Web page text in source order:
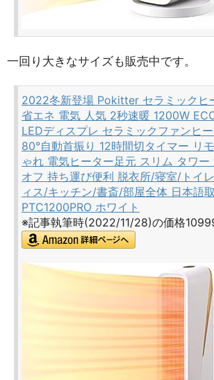
一回り大きなサイズも販売中です。
2022冬新登場 Pokitter セラミックヒ
省エネ 電気 人気 2秒速暖 1200W
LEDディスプレ セラミックファンヒ
80°自動首振り 12時間切タイマー リ
ゃれ 電気ヒーター足元 スリム タワー
オフ 持ち運び便利 脱衣所/寝室/トイ
ィス/キッチン/書斎/部屋全体 日本語
PTC1200PRO ホワイト
※記事執筆時(2022/11/28)の価格